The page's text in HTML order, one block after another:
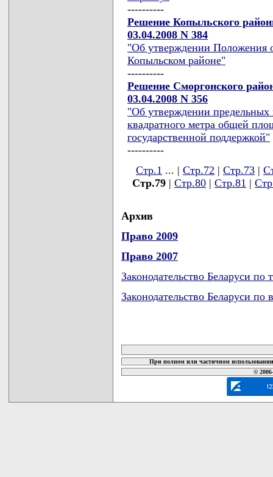
----------
Решение Копыльского
03.04.2008 N 384
"Об утверждении Положения
Копыльском районе"
----------
Решение Сморгонского
03.04.2008 N 356
"Об утверждении предельных
квадратного метра общей
государственной поддержкой"
----------
Стр.1 ... | Стр.72 | Стр.73 |
Стр.79 | Стр.80 | Стр.81 |
Архив
Право 2009
Право 2007
Законодательство Беларуси по
Законодательство Беларуси по
При полном или частичном
©